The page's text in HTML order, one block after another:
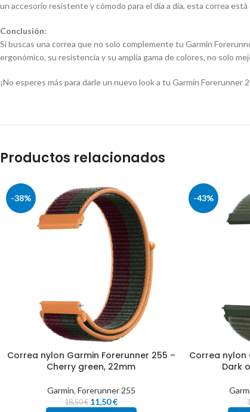
un accesorio resistente y cómodo para el día a día, esta correa está
Conclusión:
Si buscas una correa que no solo complemente tu Garmin
ergonómico, su resistencia y su amplia gama de colores, no solo
¡No esperes más para darle un nuevo look a tu Garmin Forerunner
Productos relacionados
-38%
Correa nylon Garmin Forerunner 255 –
Cherry green, 22mm
Garmin, Forerunner 255
18,50€ 11,50€
-43%
Correa nylon
Dark